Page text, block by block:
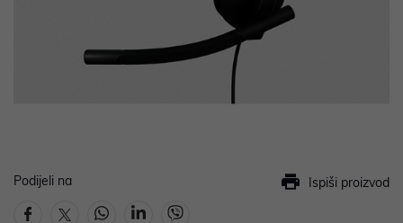
Podijeli na Ispiši proizvod